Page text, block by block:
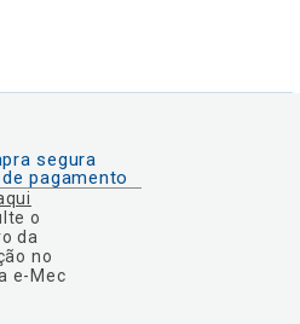
segura
pagamento
o
da
no
e-Mec